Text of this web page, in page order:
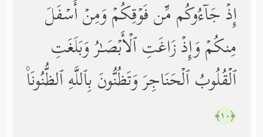
إِذۡ جَاۤءُوكُم مِّن فَوۡقِكُمۡ وَمِنۡ أَسۡفَلَ
مِنكُمۡ وَإِذۡ زَاغَتِ ٱلۡأَبۡصَـٰرُ وَبَلَغَتِ
ٱلۡقُلُوبُ ٱلۡحَنَاجِرَ وَتَظُنُّونَ بِٱللَّهِ ٱلظُّنُونَا۠
﴿١٠﴾